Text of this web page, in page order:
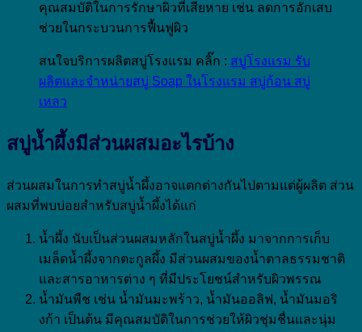
คุณสมบัติในการรักษาผิวที่เสียหาย เช่น ลดการอักเสบ
ช่วยในกระบวนการฟื้นฟูผิว
สนใจบริการผลิตสบู่โรงแรม คลิ๊ก : สบู่โรงแรม รับ
ผลิตและจำหน่ายสบู่ Soap ในโรงแรม สบู่ก้อน สบู่
เหลว
สบู่น้ำผึ้งมีส่วนผสมอะไรบ้าง
ส่วนผสมในการทำสบู่น้ำผึ้งอาจแตกต่างกันไปตามแต่ผู้ผลิต ส่วน
ผสมที่พบบ่อยสำหรับสบู่น้ำผึ้งได้แก่
น้ำผึ้ง นับเป็นส่วนผสมหลักในสบู่น้ำผึ้ง มาจากการเก็บ
เมล็ดน้ำผึ้งจากตะกูลผึ้ง มีส่วนผสมของน้ำตาลธรรมชาติ
และสารอาหารต่าง ๆ ที่มีประโยชน์สำหรับผิวพรรณ
น้ำมันพืช เช่น น้ำมันมะพร้าว, น้ำมันออลิฟ, น้ำมันมอริ
งก้า เป็นต้น มีคุณสมบัติในการช่วยให้ผิวชุ่มชื่นและนุ่ม